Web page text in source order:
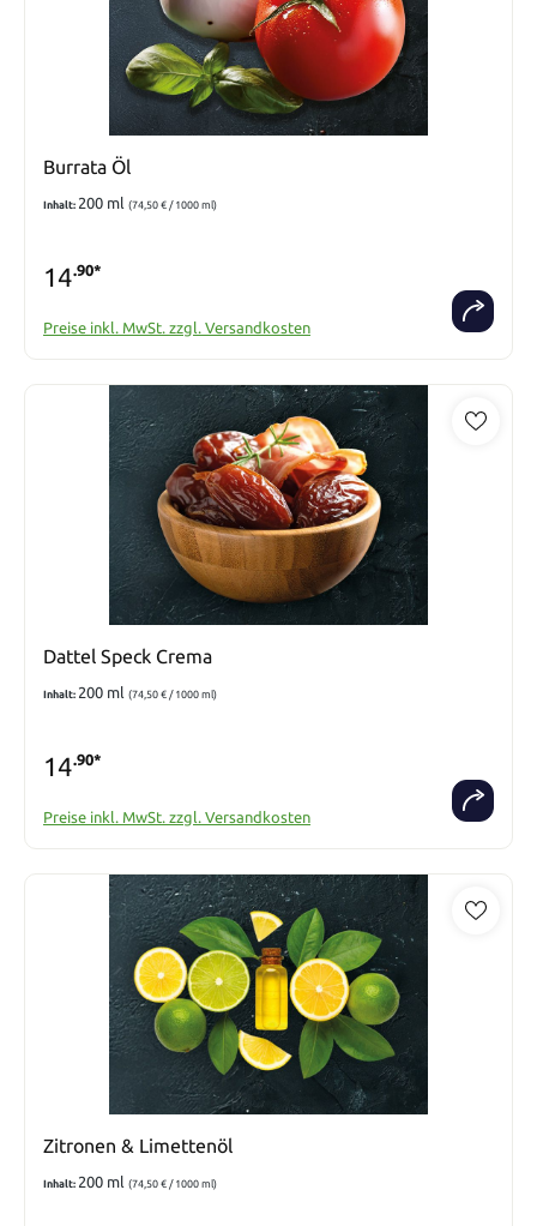
Burrata Öl
Inhalt: 200 ml (74,50 € / 1000 ml)
14.90*
Preise inkl. MwSt. zzgl. Versandkosten
Dattel Speck Crema
Inhalt: 200 ml (74,50 € / 1000 ml)
14.90*
Preise inkl. MwSt. zzgl. Versandkosten
Zitronen & Limettenöl
Inhalt: 200 ml (74,50 € / 1000 ml)